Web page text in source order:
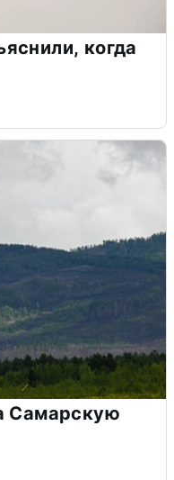
когда
Самарскую